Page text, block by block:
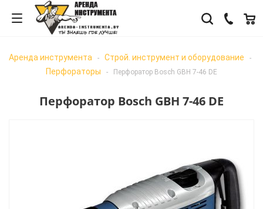
Аренда инструмента - Строй. инструмент и оборудование -
Перфораторы - Перфоратор Bosch GBH 7-46 DE
Перфоратор Bosch GBH 7-46 DE